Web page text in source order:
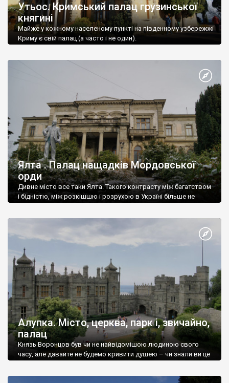
Утьос. Кримський палац грузинської
княгині
Майже у кожному населеному пункті на південному узбережжі
Криму є свій палац (а часто і не один).
Ялта . Палац нащадків Мордовської
орди
Дивне місто все таки Ялта. Такого контрасту між багатством
і бідністю, між розкішшю і розрухою в Україні більше не
Алупка. Місто, церква, парк і, звичайно,
палац
Князь Воронцов був чи не найвідомішою людиною свого
часу, але давайте не будемо кривити душею – чи знали ви це